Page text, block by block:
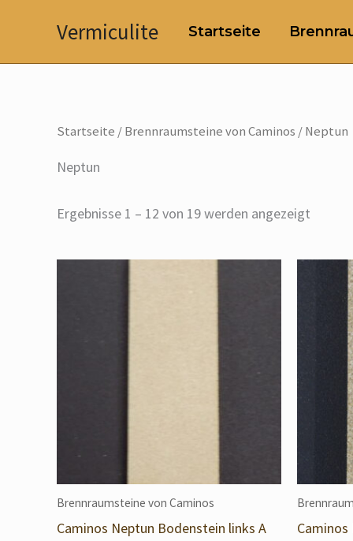
Vermiculite Startseite
Startseite /Brennraumsteine von Caminos / Neptun
Neptun
Ergebnisse 1 – 12 von 19 werden angezeigt
Brennraumsteine von Caminos
Caminos Neptun Bodenstein links A